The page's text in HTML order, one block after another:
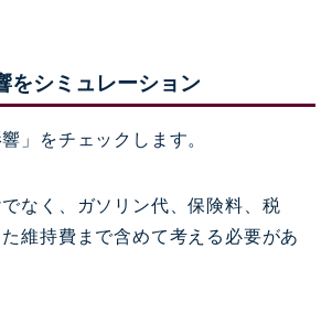
をシミュレーション
」をチェックします。
なく、ガソリン代、保険料、税
維持費まで含めて考える必要があ